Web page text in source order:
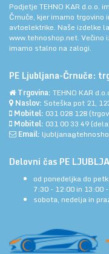
Podjetje TEHNO KAR d.o.o.
Črnuče, kjer imamo
avtoelektrike. Naše izdelke
www.tehnoshop.net. Večino
imamo stalno na zalogi.
PE Ljubljana-Črnuče:
Trgovina: TEHNO KAR
Naslov: Soteška pot 21,
Mobitel: 031 028 128
Mobitel: 031 00 33 49
Email:
Delovni čas PE
od ponedeljka do
7:30 - 12:00 in 13:00
sobota, nedelja in